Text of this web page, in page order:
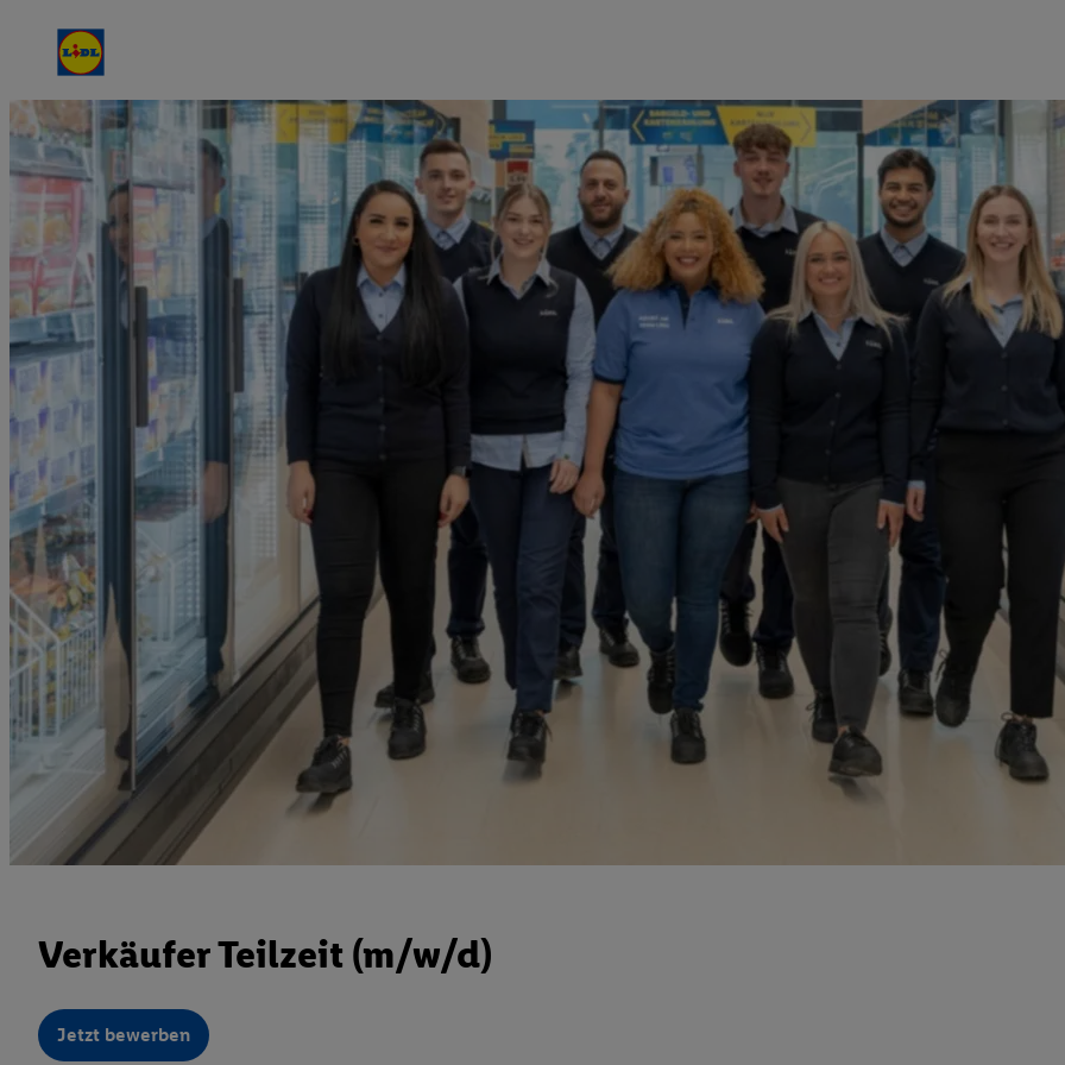
Verkäufer Teilzeit (m/w/d)
Jetzt bewerben